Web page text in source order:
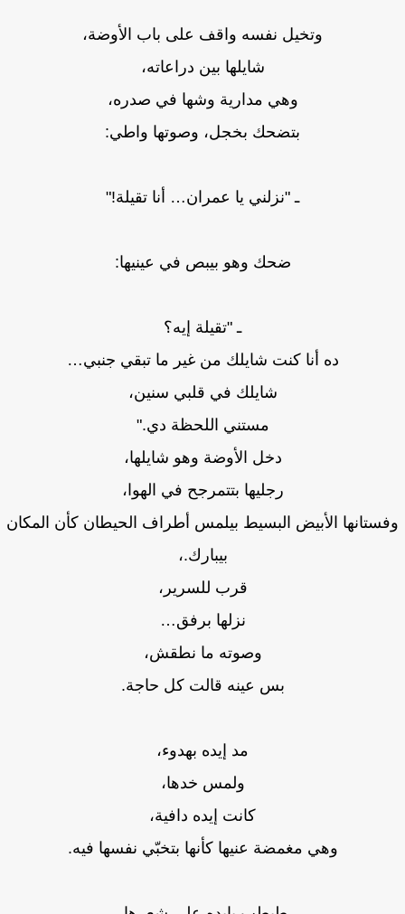
وتخيل نفسه واقف على باب الأوضة،
شايلها بين دراعاته،
وهي مدارية وشها في صدره،
بتضحك بخجل، وصوتها واطي:
ـ "نزلني يا عمران… أنا تقيلة!"
ضحك وهو بيبص في عينيها:
ـ "تقيلة إيه؟
ده أنا كنت شايلك من غير ما تبقي جنبي…
شايلك في قلبي سنين،
مستني اللحظة دي."
دخل الأوضة وهو شايلها،
رجليها بتتمرجح في الهوا،
الأبيض البسيط بيلمس أطراف الحيطان كأن المكان
بيبارك.،
قرب للسرير،
نزلها برفق…
وصوته ما نطقش،
بس عينه قالت كل حاجة.
مد إيده بهدوء،
ولمس خدها،
كانت إيده دافية،
وهي مغمضة عنيها كأنها بتخبّي نفسها فيه.